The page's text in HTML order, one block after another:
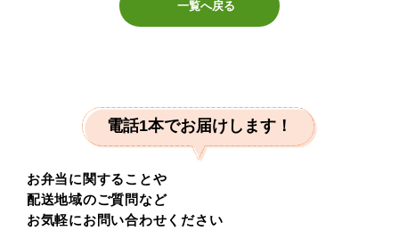
一覧へ戻る
電話1本でお届けします！
お弁当に関することや
配送地域のご質問など
お気軽にお問い合わせください